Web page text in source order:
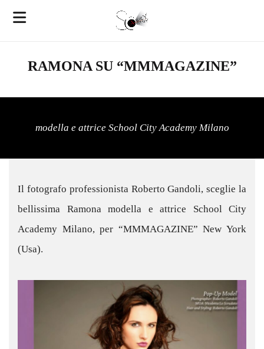
RAMONA SU “MMMAGAZINE”
modella e attrice School City Academy Milano
Il fotografo professionista Roberto Gandoli, sceglie la
bellissima Ramona modella e attrice School City
Academy Milano, per “MMMAGAZINE” New York
(Usa).